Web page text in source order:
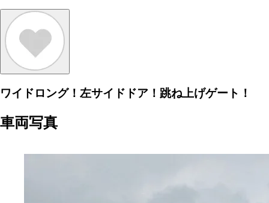
ワイドロング！左サイドドア！跳ね上げゲート！
車両写真